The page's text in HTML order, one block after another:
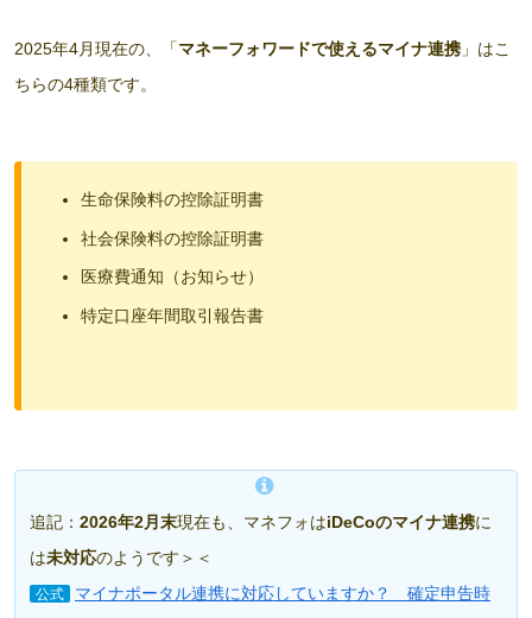
2025年4月現在の、「マネーフォワードで使えるマイナ連携 」はこ
ちらの4種類です。
生命保険料の控除証明書
社会保険料の控除証明書
医療費通知（お知らせ）
特定口座年間取引報告書
追記： 2026年2月末現在も、マネフォはiDeCoのマイナ連携に
は未対応のようです＞＜
公式
マイナポータル連携に対応していますか？ 確定申告時